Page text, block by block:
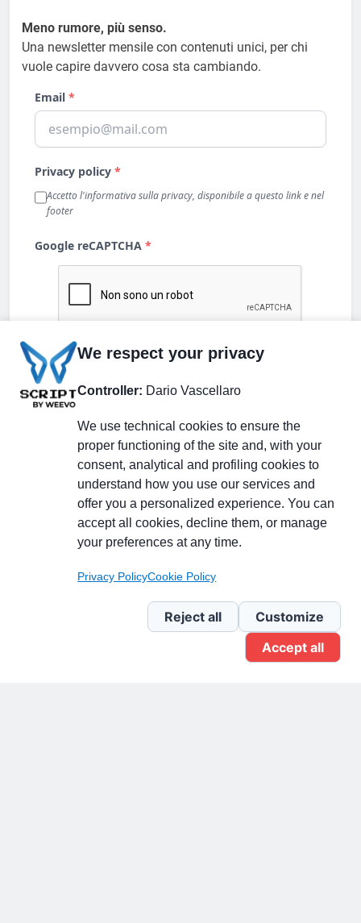
Meno rumore, più senso.
Una newsletter mensile con contenuti unici, per chi
vuole capire davvero cosa sta cambiando.
Partecipa alla discussione
Pagina Linkedin
Newsletter Linkedin
We respect your privacy
Controller: Dario Vascellaro
We use technical cookies to ensure the
proper functioning of the site and, with your
consent, analytical and profiling cookies to
understand how you use our services and
offer you a personalized experience. You can
accept all cookies, decline them, or manage
your preferences at any time.
Privacy PolicyCookie Policy
Reject all
Customize
Accept all